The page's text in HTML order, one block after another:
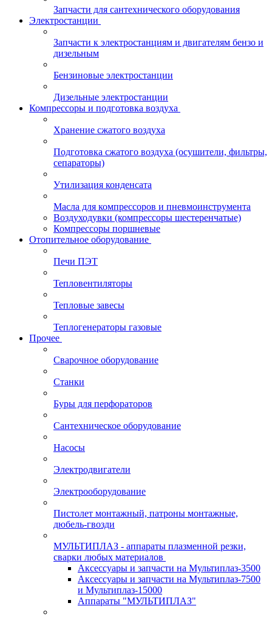
Запчасти для сантехнического оборудования
Электростанции
Запчасти к электростанциям и двигателям бензо и
дизельным
Бензиновые электростанции
Дизельные электростанции
Компрессоры и подготовка воздуха
Хранение сжатого воздуха
Подготовка сжатого воздуха (осушители, фильтры,
сепараторы)
Утилизация конденсата
Масла для компрессоров и пневмоинструмента
Воздуходувки (компрессоры шестеренчатые)
Компрессоры поршневые
Отопительное оборудование
Печи ПЭТ
Тепловентиляторы
Тепловые завесы
Теплогенераторы газовые
Прочее
Сварочное оборудование
Станки
Буры для перфораторов
Сантехническое оборудование
Насосы
Электродвигатели
Электрооборудование
Пистолет монтажный, патроны монтажные,
дюбель-гвозди
МУЛЬТИПЛАЗ - аппараты плазменной резки,
сварки любых материалов
Аксессуары и запчасти на Мультиплаз-3500
Аксессуары и запчасти на Мультиплаз-7500
и Мультиплаз-15000
Аппараты "МУЛЬТИПЛАЗ"